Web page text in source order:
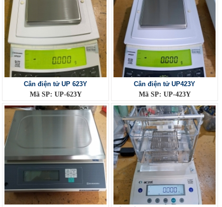
Cân điện tử UP 623Y
Mã SP: UP-623Y
Cân điện tử UP423Y
Mã SP: UP-423Y